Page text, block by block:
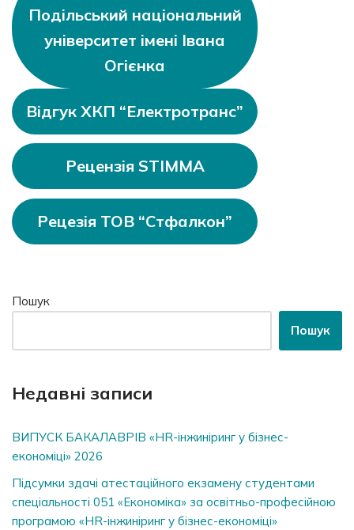
Подільський національний
університет імені Івана
Огієнка
Відгук ХКП “Електротранс”
Рецензія STIMMA
Рецезія ТОВ “Стфалкон”
Пошук
Пошук
Недавні записи
ВИПУСК БАКАЛАВРІВ «HR-інжиніринг у бізнес-
економіці» 2026
Підсумки здачі атестаційного екзамену студентами
спеціальності 051 «Економіка» за освітньо-професійною
програмою «HR-інжиніринг у бізнес-економіці»